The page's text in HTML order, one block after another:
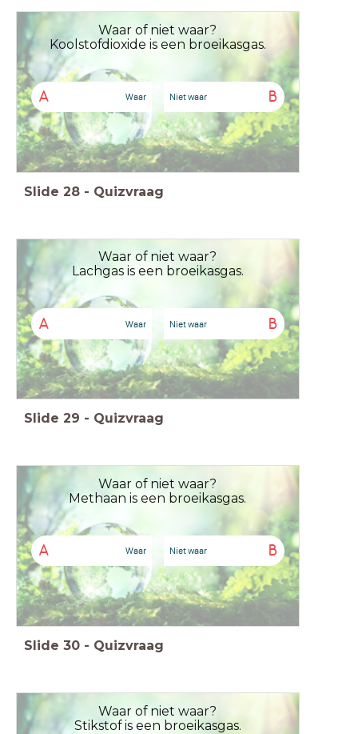
Waar of niet waar?
Koolstofdioxide is een broeikasgas.
A Waar B
Niet waar
Slide 28 - Quizvraag
Waar of niet waar?
Lachgas is een broeikasgas.
A Waar B
Niet waar
Slide 29 - Quizvraag
Waar of niet waar?
Methaan is een broeikasgas.
A Waar B
Niet waar
Slide 30 - Quizvraag
Waar of niet waar?
Stikstof is een broeikasgas.